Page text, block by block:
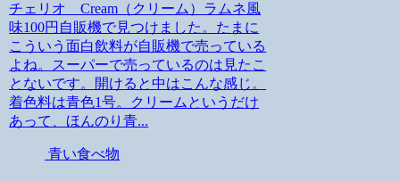
チェリオ Cream（クリーム）ラムネ風
味100円自販機で見つけました。たまに
こういう面白飲料が自販機で売っている
よね。スーパーで売っているのは見たこ
とないです。開けると中はこんな感じ。
着色料は青色1号。クリームというだけ
あって、ほんのり青...
青い食べ物